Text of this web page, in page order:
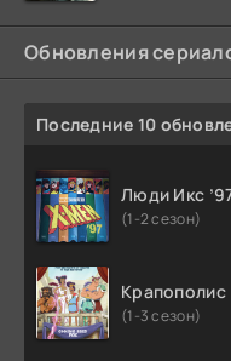
Обновления
Последние 10
Люди Икс
(1-2 сезон)
Крапополис
(1-3 сезон)